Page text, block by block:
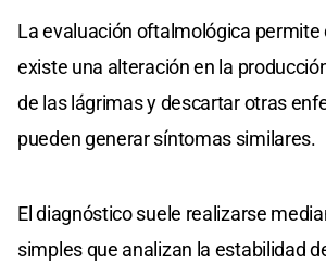
La evaluación oftalmológica permite
existe una alteración en la
de las lágrimas y descartar otras
pueden generar síntomas similares.
El diagnóstico suele realizarse
simples que analizan la estabilidad